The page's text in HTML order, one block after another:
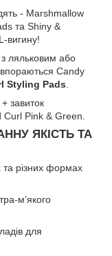
- Marshmallow
та Shiny &
вигину!
з ляльковим або
Candy
Styling Pads
завиток
Pink & Green.
ЯКІСТЬ ТА
та різних формах
м’якого
для